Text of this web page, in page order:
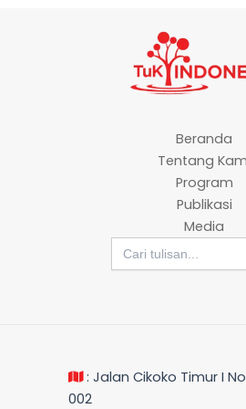
Beranda
Tentang
Program
Publikasi
Media
Search
for:
: Jalan Cikoko Timur I No.
002